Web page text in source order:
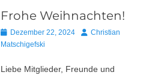
Frohe Weihnachten!
Posted
on
Dezember 22, 2024 AutorChristian
Matschigefski
Liebe Mitglieder, Freunde und